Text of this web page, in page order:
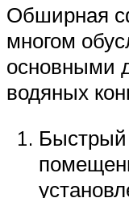
Обширная
многом
основными
водяных
Быстрый